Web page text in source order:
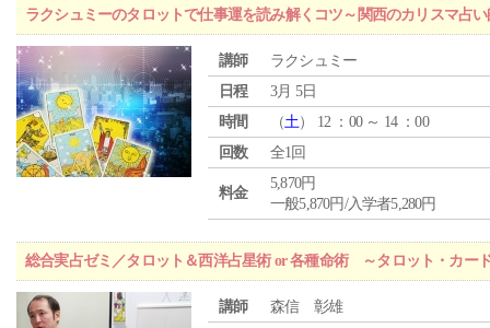
ラクシュミーのタロットで仕事運を読み解くコツ～関西のカリスマ占
講師
ラクシュミー
日程
3月 5日
時間
（土） 12 ：00 ～ 14 ：00
回数
全1回
料金
5,870円
一般5,870円/入学者5,280円
総合実占ゼミ／タロット＆西洋占星術 or 各種命術 ～タロット・カー
講師 森信 彰雄